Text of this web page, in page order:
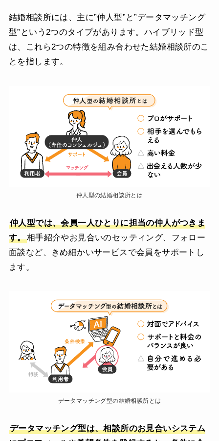
結婚相談所には、主に”仲人型”と”データマッチング
型”という2つのタイプがあります。ハイブリッド型
は、これら2つの特徴を組み合わせた結婚相談所のこ
とを指します。
仲人型の結婚相談所とは
仲人型では、会員一人ひとりに担当の仲人がつきま
す。相手紹介やお見合いのセッティング、フォロー
面談など、きめ細かいサービスで会員をサポートし
ます。
データマッチング型の結婚相談所とは
データマッチング型は、相談所のお見合いシステム